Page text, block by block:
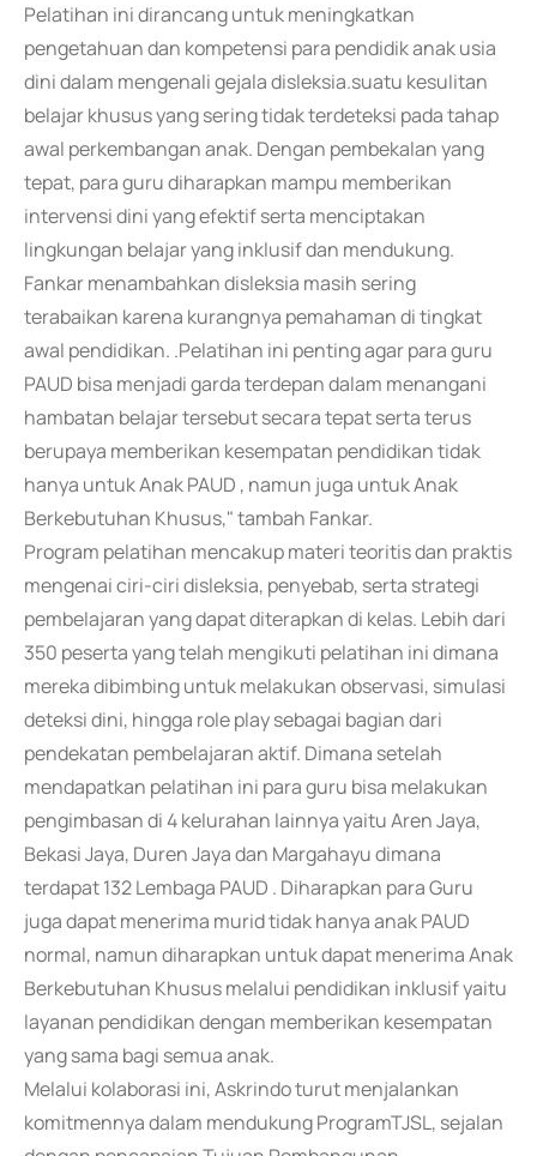
Pelatihan ini dirancang untuk meningkatkan
pengetahuan dan kompetensi para pendidik anak usia
dini dalam mengenali gejala disleksia.suatu kesulitan
belajar khusus yang sering tidak terdeteksi pada tahap
awal perkembangan anak. Dengan pembekalan yang
tepat, para guru diharapkan mampu memberikan
intervensi dini yang efektif serta menciptakan
lingkungan belajar yang inklusif dan mendukung.
Fankar menambahkan disleksia masih sering
terabaikan karena kurangnya pemahaman di tingkat
awal pendidikan. .Pelatihan ini penting agar para guru
PAUD bisa menjadi garda terdepan dalam menangani
hambatan belajar tersebut secara tepat serta terus
berupaya memberikan kesempatan pendidikan tidak
hanya untuk Anak PAUD , namun juga untuk Anak
Berkebutuhan Khusus," tambah Fankar.
Program pelatihan mencakup materi teoritis dan praktis
mengenai ciri-ciri disleksia, penyebab, serta strategi
pembelajaran yang dapat diterapkan di kelas. Lebih dari
350 peserta yang telah mengikuti pelatihan ini dimana
mereka dibimbing untuk melakukan observasi, simulasi
deteksi dini, hingga role play sebagai bagian dari
pendekatan pembelajaran aktif. Dimana setelah
mendapatkan pelatihan ini para guru bisa melakukan
pengimbasan di 4 kelurahan lainnya yaitu Aren Jaya,
Bekasi Jaya, Duren Jaya dan Margahayu dimana
terdapat 132 Lembaga PAUD . Diharapkan para Guru
juga dapat menerima murid tidak hanya anak PAUD
normal, namun diharapkan untuk dapat menerima Anak
Berkebutuhan Khusus melalui pendidikan inklusif yaitu
layanan pendidikan dengan memberikan kesempatan
yang sama bagi semua anak.
Melalui kolaborasi ini, Askrindo turut menjalankan
komitmennya dalam mendukung ProgramTJSL, sejalan